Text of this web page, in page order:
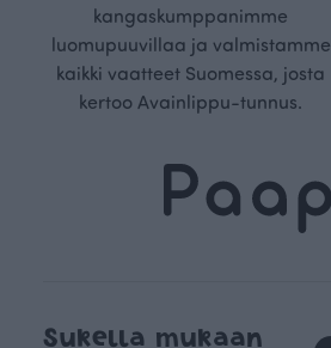
kangaskumppanimme
luomupuuvillaa ja valmistamme
kaikki vaatteet Suomessa, josta
kertoo Avainlippu-tunnus.
Sukella mukaan